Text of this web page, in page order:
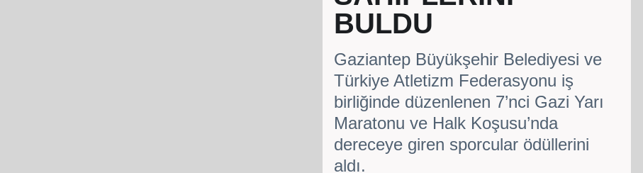
BULDU
Gaziantep Büyükşehir Belediyesi ve
Türkiye Atletizm Federasyonu iş
birliğinde düzenlenen 7’nci Gazi Yarı
Maratonu ve Halk Koşusu’nda
dereceye giren sporcular ödüllerini
aldı.